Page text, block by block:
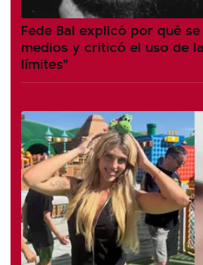
Fede Bal explicó por qué
medios y criticó el uso de
límites"